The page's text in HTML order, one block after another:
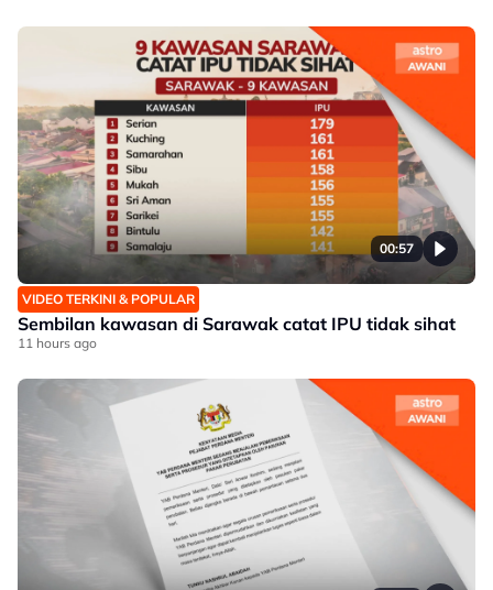
00:57
VIDEO TERKINI & POPULAR
Sembilan kawasan di Sarawak catat IPU tidak sihat
11 hours ago